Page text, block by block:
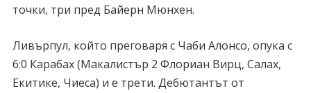
точки, три пред Байерн Мюнхен.
Ливърпул, който преговаря с Чаби Алонсо, опука с
6:0 Карабах (Макалистър 2 Флориан Вирц, Салах,
Екитике, Чиеса) и е трети. Дебютантът от